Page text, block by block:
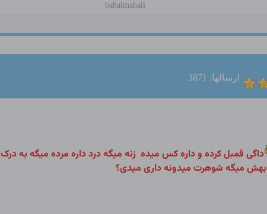
bahalmahali
ارسالها: 3871
داگی قمبل کرده و داره کس میده زنه میگه درد داره مرده میگه به درک
بهش میگه شوهرت میدونه داری میدی؟